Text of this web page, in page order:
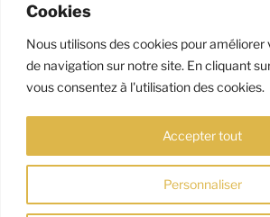
Cookies
Nous utilisons des cookies pour
de navigation sur notre site. En cliquant
vous consentez à l'utilisation des cookies.
Personnaliser
Accepter tout
Photos
Fièrement propulsé par WordPress